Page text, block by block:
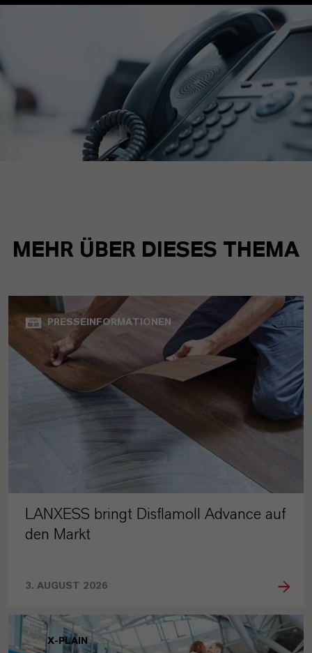
MEHR ÜBER DIESES THEMA
PRESSEINFORMATIONEN
LANXESS bringt Disflamoll Advance auf
den Markt
3. AUGUST 2026
X-PLAIN